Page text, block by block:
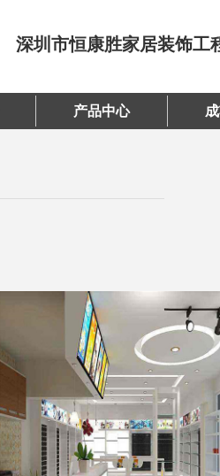
深圳市恒康胜家居装饰工
产品中心